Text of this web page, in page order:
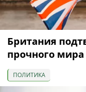
Британия
прочного
ПОЛИТИКА